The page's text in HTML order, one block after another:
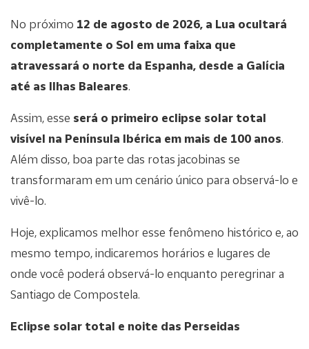
No próximo 12 de agosto de 2026, a Lua ocultará
completamente o Sol em uma faixa que
atravessará o norte da Espanha, desde a Galícia
até as Ilhas Baleares.
Assim, esse será o primeiro eclipse solar total
visível na Península Ibérica em mais de 100 anos.
Além disso, boa parte das rotas jacobinas se
transformaram em um cenário único para observá-lo e
vivê-lo.
Hoje, explicamos melhor esse fenômeno histórico e, ao
mesmo tempo, indicaremos horários e lugares de
onde você poderá observá-lo enquanto peregrinar a
Santiago de Compostela.
Eclipse solar total e noite das Perseidas